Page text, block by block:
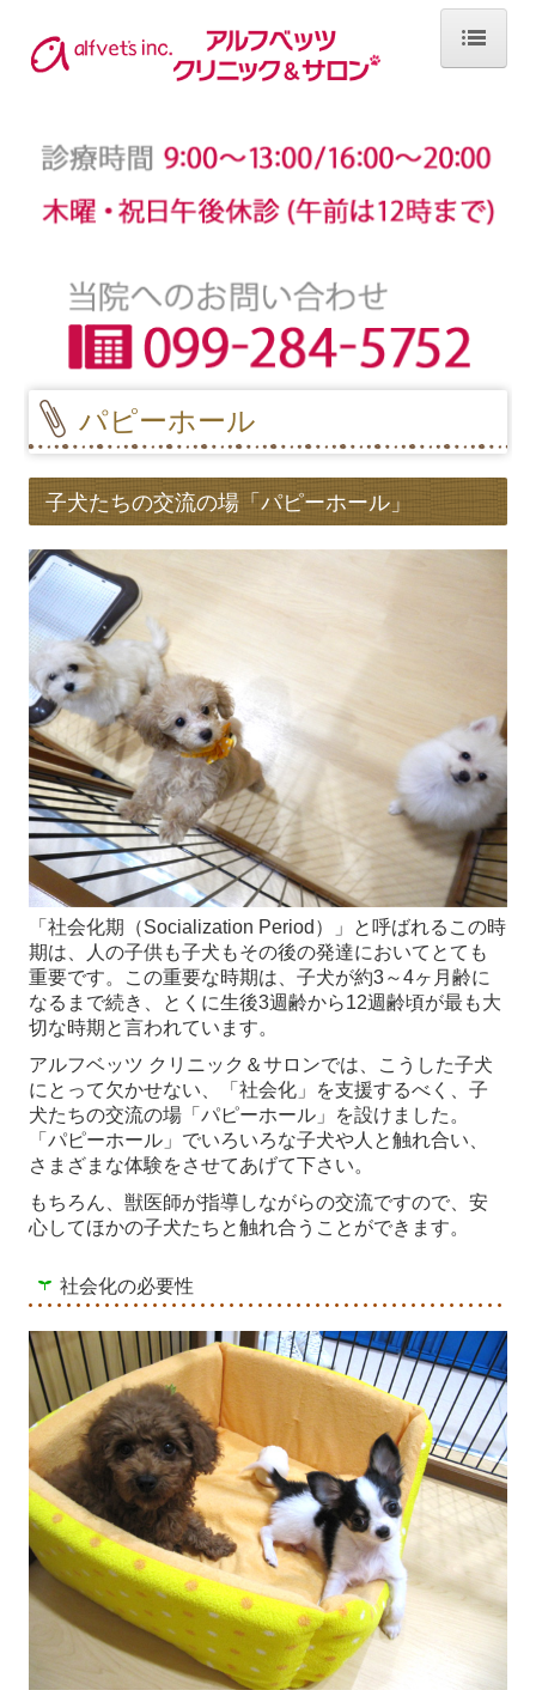
お知らせ
お知らせ 2025年
お知らせ 2022年
お知らせ 2021年
お知らせ 2018年
お知らせ 2017年
お知らせ 2015年
医院案内
スタッフ紹介
求人情報
診療案内
健康診断
歯科検診
alfvet's salon
トリミング ALF VET's SPA
ペットホテル ALF VET's IN
高気圧酸素カプセル
ドッグラン
パピーホール
パピーホール
子犬たちの交流の場「パピーホール」
「社会化期（Socialization Period）」と呼ばれるこの時
期は、人の子供も子犬もその後の発達においてとても
重要です。この重要な時期は、子犬が約3～4ヶ月齢に
なるまで続き、とくに生後3週齢から12週齢頃が最も大
切な時期と言われています。
アルフベッツ クリニック＆サロンでは、こうした子犬
にとって欠かせない、「社会化」を支援するべく、子
犬たちの交流の場「パピーホール」を設けました。
「パピーホール」でいろいろな子犬や人と触れ合い、
さまざまな体験をさせてあげて下さい。
もちろん、獣医師が指導しながらの交流ですので、安
心してほかの子犬たちと触れ合うことができます。
社会化の必要性